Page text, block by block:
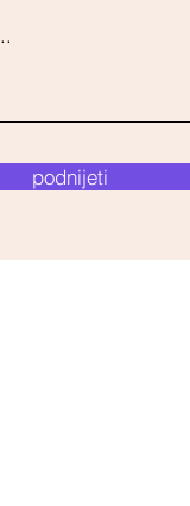
podnijeti